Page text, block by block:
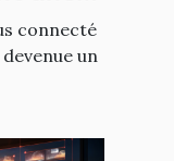
connecté
un